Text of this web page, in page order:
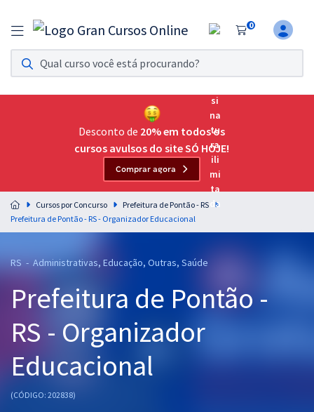
0
Assinatura Ilimitada 11
Acesso a todos os cursos. Teste grátis por 7 dias!
Assinatura OAB Até Passar
Acesso ilimitado a toda preparação para o Exame da
Residências Multiprofissionais
Preparação completa e intensiva para as principais
residências em saúde do Brasil
Cursos 20% OFF
Pós
Graduação
OAB
Desconto de 20% em todos os
cursos avulsos do site SÓ HOJE!
Comprar agora
Cursos por Concurso
Prefeitura de Pontão - RS
Prefeitura de Pontão - RS - Organizador Educacional
RS - Administrativas, Educação, Outras, Saúde
Prefeitura de Pontão -
RS - Organizador
Educacional
(CÓDIGO: 202838)